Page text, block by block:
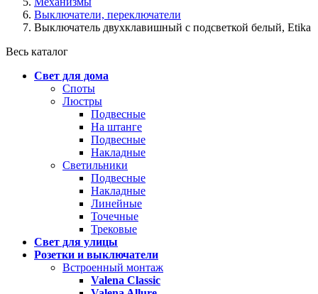
Выключатели, переключатели
Выключатель двухклавишный с подсветкой белый, Etika
Весь каталог
Свет для дома
Споты
Люстры
Подвесные
На штанге
Подвесные
Накладные
Светильники
Подвесные
Накладные
Линейные
Точечные
Трековые
Свет для улицы
Розетки и выключатели
Встроенный монтаж
Valena Classic